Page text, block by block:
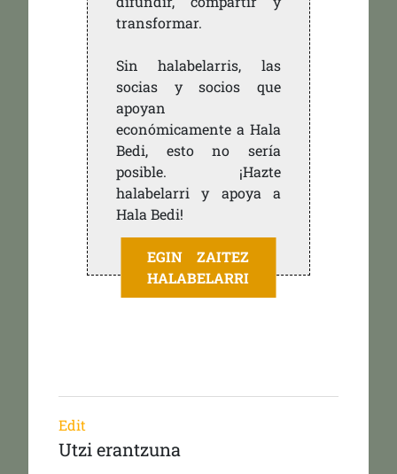
transformar.
Sin halabelarris, las
socias y socios que
apoyan
económicamente a Hala
Bedi, esto no sería
posible. ¡Hazte
halabelarri y apoya a
Hala Bedi!
EGIN ZAITEZ
HALABELARRI
Edit
Utzi erantzuna